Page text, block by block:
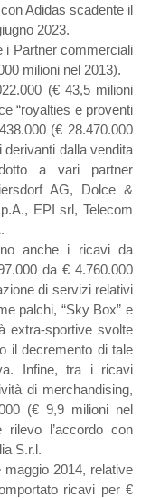
Adidas scadente il
2023.
i Partner commerciali
milioni nel 2013).
(€ 43,5 milioni
“royalties e proventi
(€ 28.470.000
derivanti dalla vendita
a vari partner
AG, Dolce &
EPI srl, Telecom
anche i ricavi da
da € 4.760.000
di servizi relativi
palchi, “Sky Box” e
extra-sportive svolte
il decremento di tale
Infine, tra i ricavi
di merchandising,
(€ 9,9 milioni nel
l’accordo con
S.r.l.
2014, relative
ricavi per €